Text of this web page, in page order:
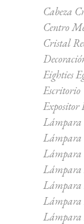
Cabeza
Centro
Cristal
Eighties
Escritorio
Expositor
Lámpara
Lámpara
Lámpara
Lámpara
Lámpara